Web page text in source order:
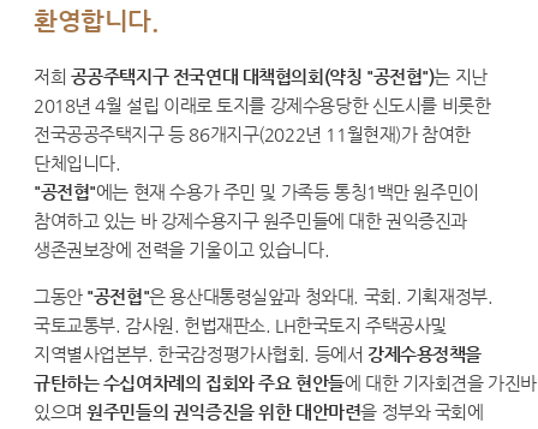
환영합니다.
저희 공공주택지구 전국연대 대책협의회(약칭 "공전협")는 지난
2018년 4월 설립 이래로 토지를 강제수용당한 신도시를 비롯한
전국공공주택지구 등 86개지구(2022년 11월현재)가 참여한
단체입니다.
"공전협"에는 현재 수용가 주민 및 가족등 통칭1백만 원주민이
참여하고 있는 바 강제수용지구 원주민들에 대한 권익증진과
생존권보장에 전력을 기울이고 있습니다.
그동안 "공전협"은 용산대통령실앞과 청와대. 국회. 기획재정부.
국토교통부. 감사원. 헌법재판소. LH한국토지 주택공사및
지역별사업본부. 한국감정평가사협회. 등에서 강제수용정책을
규탄하는 수십여차례의 집회와 주요 현안들에 대한 기자회견을 가진바
있으며원주민들의 권익증진을 위한 대안마련을 정부와 국회에